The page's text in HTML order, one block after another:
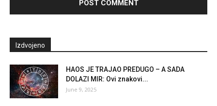
Izdvojeno
HAOS JE TRAJAO PREDUGO – A SADA
DOLAZI MIR: Ovi znakovi...
June 9, 2025